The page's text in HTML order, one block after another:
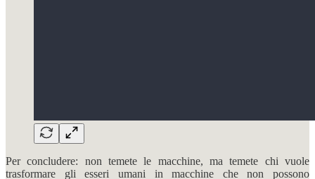
Per concludere: non temete le macchine, ma temete chi vuole
trasformare gli esseri umani in macchine che non possono